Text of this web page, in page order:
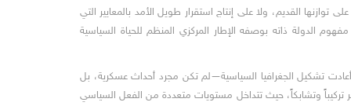
القديم، ولا على إنتاج استقرار طويل الأمد بالمعايير التي
الدولة ذاته بوصفه الإطار المركزي المنظم للحياة السياسية
تشكيل الجغرافيا السياسية—لم تكن مجرد أحداث عسكرية، بل
تركيباً وتشابكاً، حيث تتداخل مستويات متعددة من الفعل السياسي